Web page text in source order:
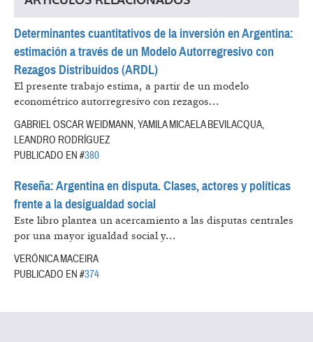
Determinantes cuantitativos de la inversión en Argentina:
estimación a través de un Modelo Autorregresivo con
Rezagos Distribuidos (ARDL)
El presente trabajo estima, a partir de un modelo
econométrico autorregresivo con rezagos...
GABRIEL OSCAR WEIDMANN, YAMILA MICAELA BEVILACQUA,
LEANDRO RODRÍGUEZ
PUBLICADO EN #380
Reseña: Argentina en disputa. Clases, actores y políticas
frente a la desigualdad social
Este libro plantea un acercamiento a las disputas centrales
por una mayor igualdad social y...
VERÓNICA MACEIRA
PUBLICADO EN #374